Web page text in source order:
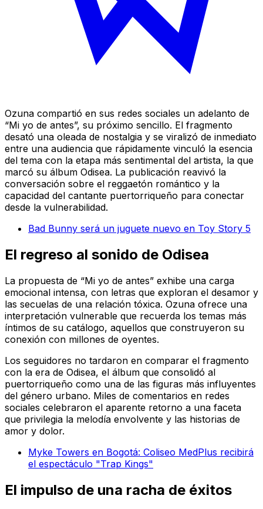
Ozuna compartió en sus redes sociales un adelanto de
“Mi yo de antes”, su próximo sencillo. El fragmento
desató una oleada de nostalgia y se viralizó de inmediato
entre una audiencia que rápidamente vinculó la esencia
del tema con la etapa más sentimental del artista, la que
marcó su álbum Odisea. La publicación reavivó la
conversación sobre el reggaetón romántico y la
capacidad del cantante puertorriqueño para conectar
desde la vulnerabilidad.
Bad Bunny será un juguete nuevo en Toy Story 5
El regreso al sonido de Odisea
La propuesta de “Mi yo de antes” exhibe una carga
emocional intensa, con letras que exploran el desamor y
las secuelas de una relación tóxica. Ozuna ofrece una
interpretación vulnerable que recuerda los temas más
íntimos de su catálogo, aquellos que construyeron su
conexión con millones de oyentes.
Los seguidores no tardaron en comparar el fragmento
con la era de Odisea, el álbum que consolidó al
puertorriqueño como una de las figuras más influyentes
del género urbano. Miles de comentarios en redes
sociales celebraron el aparente retorno a una faceta
que privilegia la melodía envolvente y las historias de
amor y dolor.
Myke Towers en Bogotá: Coliseo MedPlus recibirá
el espectáculo "Trap Kings"
El impulso de una racha de éxitos